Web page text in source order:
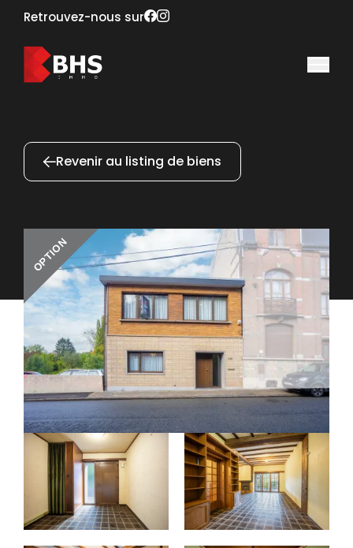
Retrouvez-nous sur
Revenir au listing de biens
OPTION